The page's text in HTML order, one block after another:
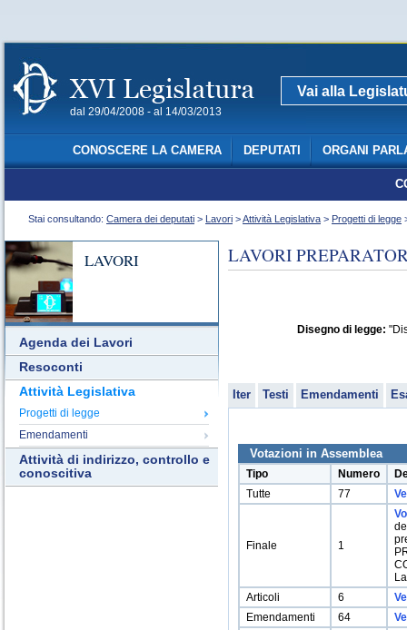
dal 29/04/2008 - al 14/03/2013
Vai alla
CONOSCERE LA CAMERA DEPUTATI ORGANI
Stai consultando: Camera dei deputati > Lavori >Attività Legislativa > Progetti di legge
LAVORI
Agenda dei Lavori
Resoconti
Attività Legislativa
Progetti di legge
Emendamenti
Attività di indirizzo, controllo e
conoscitiva
LAVORI
Disegno di legge:
Iter Testi Emendamenti
Votazioni in Assemblea
Tipo Numero
Tutte
77
Finale 1
Articoli
6
Emendamenti
64